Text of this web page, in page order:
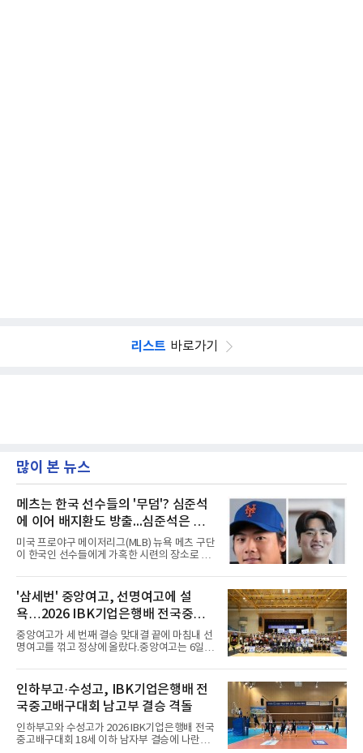
리스트 바로가기
많이 본 뉴스
메츠는 한국 선수들의 '무덤'? 심준석
에 이어 배지환도 방출...심준석은 이
미 귀국, 배지환은 미국 잔류할 듯
미국 프로야구 메이저리그(MLB) 뉴욕 메츠 구단
이 한국인 선수들에게 가혹한 시련의 장소로 전
대형 유망주로 기대를 모았던 투수 심준석에 이
어, 빅리그 경력을 지닌 내외야수 배지환까지 연
달아 뉴욕 메츠 산하 마이너리그에서 방출 통보
를 받는 아픔을 겪었다. 두 선수의 동반 이탈은
메츠 구단이 유독 한국 선수들에게 '기회의 땅'이
아닌 '무덤'처럼 작용하고 있음을 방증하고 있다.
고교 시절 시속 160km에 달하는 강속구로 큰 스
리츠와 마이애미 말린스를 거쳐 메츠에 둥지를
틀며 반등을 노렸으나
'삼세번' 중앙여고, 선명여고에 설
욕…2026 IBK기업은행배 전국중고
배구대회 우승
중앙여고가 세 번째 결승 맞대결 끝에 마침내 선
명여고를 꺾고 정상에 올랐다.중앙여고는 6일
행배 전국중고배구대회 18세 이하 여자부 결승
에서 선명여고를 세트스코어 3-1(13-25, 25-14,
25-17, 25-10)로 물리치고 우승을 차지했다.첫
세트를 13-25로 내주며 불안하게 출발한 중앙여
고는 이후 조직력을 되찾아 2세트부터 경기 주
도권을 완전히 장악했다. 강한 서브와 탄탄한 수
비를 앞세워 내리 세 세트를 따내며 짜릿한 역전
인하부고·수성고, IBK기업은행배 전
국중고배구대회 남고부 결승 격돌
인하부고와 수성고가 2026 IBK기업은행배 전국
중고배구대회 18세 이하 남자부 결승에 나란히